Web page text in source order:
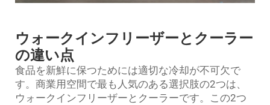
ウォークインフリーザーとクーラー
の違い点
食品を新鮮に保つためには適切な冷却が不可欠で
す。商業用空間で最も人気のある選択肢の2つは、
ウォークインフリーザーとクーラーです。この2つ